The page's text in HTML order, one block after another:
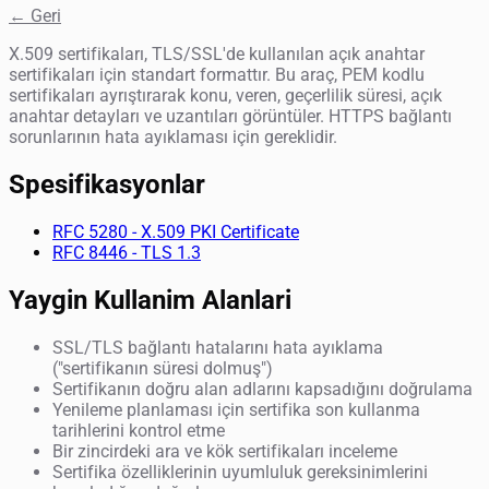
← Geri
X.509 sertifikaları, TLS/SSL'de kullanılan açık anahtar
sertifikaları için standart formattır. Bu araç, PEM kodlu
sertifikaları ayrıştırarak konu, veren, geçerlilik süresi, açık
anahtar detayları ve uzantıları görüntüler. HTTPS bağlantı
sorunlarının hata ayıklaması için gereklidir.
Spesifikasyonlar
RFC 5280 - X.509 PKI Certificate
RFC 8446 - TLS 1.3
Yaygin Kullanim Alanlari
SSL/TLS bağlantı hatalarını hata ayıklama
("sertifikanın süresi dolmuş")
Sertifikanın doğru alan adlarını kapsadığını doğrulama
Yenileme planlaması için sertifika son kullanma
tarihlerini kontrol etme
Bir zincirdeki ara ve kök sertifikaları inceleme
Sertifika özelliklerinin uyumluluk gereksinimlerini